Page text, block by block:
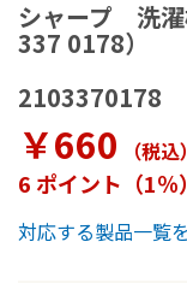
シャープ 洗
337 0178）
2103370178
￥660 （税込）
6 ポイント（1％）
対応する製品一覧
ー
ジ
ャ
リ
ー
の
最
初